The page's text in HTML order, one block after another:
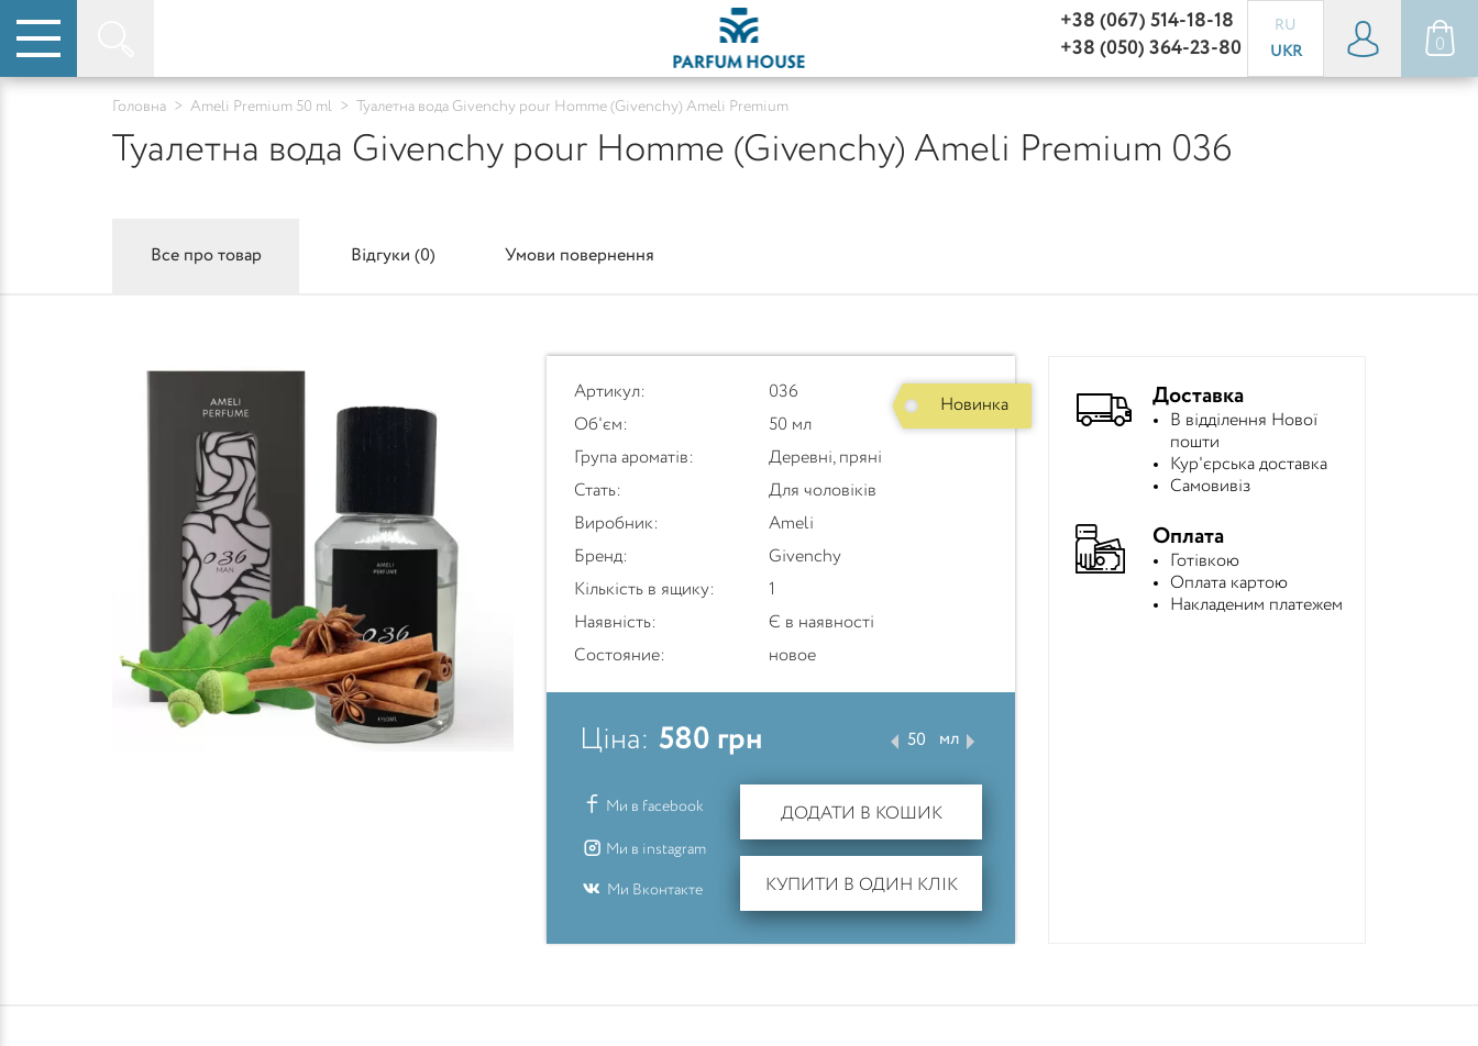
0
RU
UKR
+38 (067) 514-18-18
+38 (050) 364-23-80
Головна > Ameli Premium 50 ml > Туалетна вода Givenchy pour Homme (Givenchy) Ameli Premium
Туалетна вода Givenchy pour Homme (Givenchy) Ameli Premium 036
Все про товар Відгуки (0) Умови повернення
Артикул:
036
Об'єм:
50 мл
Група ароматів:
Деревні, пряні
Стать:
Для чоловіків
Виробник:
Ameli
Бренд:
Givenchy
Кількість в ящику:
1
Наявність:
Є в наявності
Состояние:
новое
Ціна: 580 грн мл
Ми в facebook
Ми в instagram
Ми Вконтакте
ДОДАТИ В КОШИК
КУПИТИ В ОДИН КЛІК
Новинка Доставка
В відділення Нової
пошти
Кур'єрська доставка
Самовивіз
Оплата
Готівкою
Оплата картою
Накладеним платежем